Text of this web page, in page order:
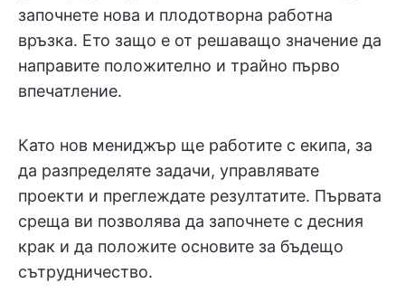
започнете нова и плодотворна работна
връзка. Ето защо е от решаващо значение да
направите положително и трайно първо
впечатление.
Като нов мениджър ще работите с екипа, за
да разпределяте задачи, управлявате
проекти и преглеждате резултатите. Първата
среща ви позволява да започнете с десния
крак и да положите основите за бъдещо
сътрудничество.